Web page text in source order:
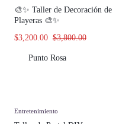
🎨✨ Taller de Decoración de
Playeras 🎨✨
$3,200.00 $3,800.00
Punto Rosa
Entretenimiento